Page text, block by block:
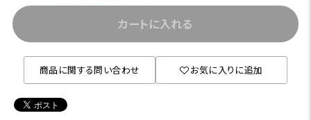
カートに入れる
商品に関する問い合わせ お気に入りに追加